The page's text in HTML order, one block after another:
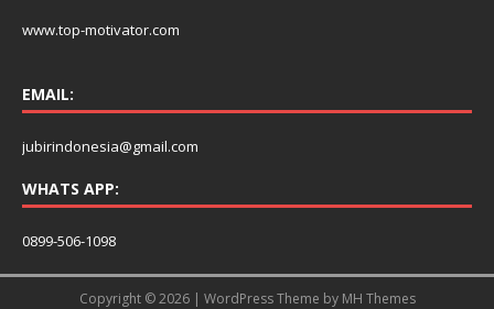
www.top-motivator.com
EMAIL:
jubirindonesia@gmail.com
WHATS APP:
0899-506-1098
Copyright © 2026 | WordPress Theme by MH Themes